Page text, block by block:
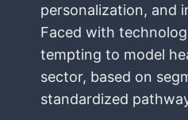
personalization, and
Faced with
tempting to model
sector, based on
standardized